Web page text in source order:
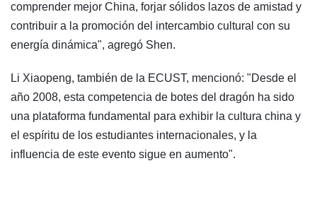
comprender mejor China, forjar sólidos lazos de amistad y
contribuir a la promoción del intercambio cultural con su
energía dinámica", agregó Shen.
Li Xiaopeng, también de la ECUST, mencionó: "Desde el
año 2008, esta competencia de botes del dragón ha sido
una plataforma fundamental para exhibir la cultura china y
el espíritu de los estudiantes internacionales, y la
influencia de este evento sigue en aumento".